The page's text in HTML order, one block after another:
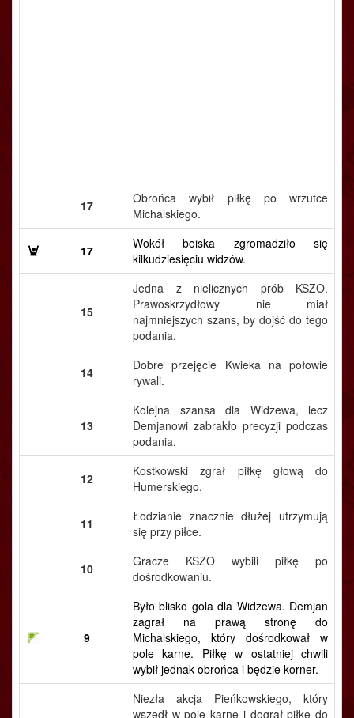
17
Obrońca wybił piłkę po wrzutce
Michalskiego.
17
Wokół boiska zgromadziło się
kilkudziesięciu widzów.
15
Jedna z nielicznych prób KSZO.
Prawoskrzydłowy nie miał
najmniejszych szans, by dojść do tego
podania.
14
Dobre przejęcie Kwieka na połowie
rywali.
13
Kolejna szansa dla Widzewa, lecz
Demjanowi zabrakło precyzji podczas
podania.
12
Kostkowski zgrał piłkę głową do
Humerskiego.
11
Łodzianie znacznie dłużej utrzymują
się przy piłce.
10
Gracze KSZO wybili piłkę po
dośrodkowaniu.
9
Było blisko gola dla Widzewa. Demjan
zagrał na prawą stronę do
Michalskiego, który dośrodkował w
pole karne. Piłkę w ostatniej chwili
wybił jednak obrońca i będzie korner.
Niezła akcja Pieńkowskiego, który
wszedł w pole karne i dograł piłkę do